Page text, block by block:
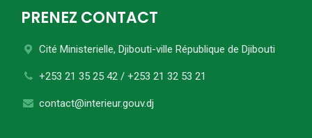
PRENEZ CONTACT
Cité Ministerielle, Djibouti-ville République de Djibouti
+253 21 35 25 42 / +253 21 32 53 21
contact@interieur.gouv.dj